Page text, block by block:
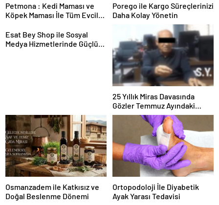
Petmona : Kedi Maması ve
Köpek Maması İle Tüm Evcil
Porego ile Kargo Süreçlerinizi
Daha Kolay Yönetin
Esat Bey Shop ile Sosyal
Medya Hizmetlerinde Güçlü
25 Yıllık Miras Davasında
Gözler Temmuz Ayındaki
Karar Duruşmasına Çevrildi
Osmanzadem ile Katkısız ve
Doğal Beslenme Dönemi
Ortopodoloji İle Diyabetik
Ayak Yarası Tedavisi